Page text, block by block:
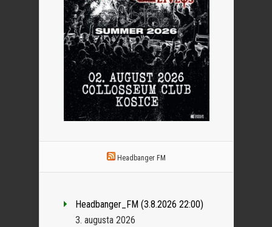
Headbanger FM
Headbanger_FM (3.8.2026 22:00)
3. augusta 2026